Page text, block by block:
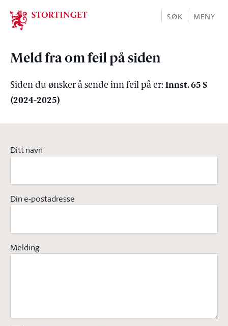
Stortinget.no
SØK MENY
Meld fra om feil på siden
Siden du ønsker å sende inn feil på er: Innst. 65 S
(2024-2025)
Ditt navn
Din e-postadresse
Melding